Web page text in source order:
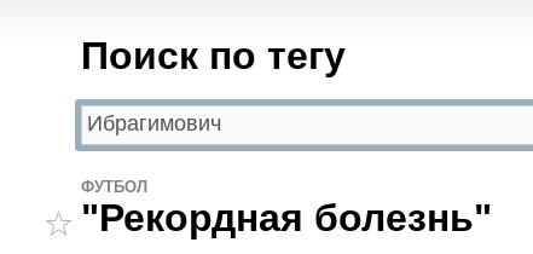
Поиск по тегу
ФУТБОЛ
"Рекордная болезнь"